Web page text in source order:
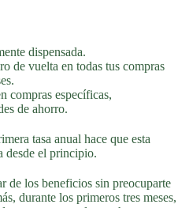
dispensada.
de vuelta en todas tus compras
compras específicas,
de ahorro.
tasa anual hace que esta
desde el principio.
de los beneficios sin preocuparte
durante los primeros tres meses,